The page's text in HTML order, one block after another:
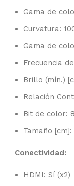
Gama de
Curvatura:
Gama de
Frecuencia
Brillo (mín.)
Relación
Bit de color:
Tamaño
Conectividad:
HDMI: Sí (x2)